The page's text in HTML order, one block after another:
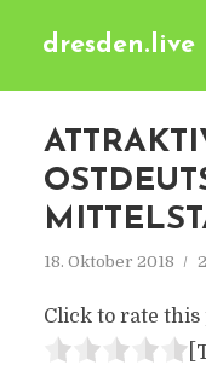
dresden.live
18. Oktober 2018
Click to rate this